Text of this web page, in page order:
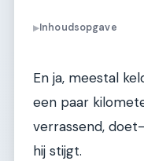
▶Inhoudsopgave
En ja, meestal
een paar
verrassend,
hij stijgt.